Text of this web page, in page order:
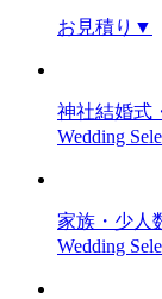
お見積り ▼
神社結婚式
Wedding
家族・少人
Wedding